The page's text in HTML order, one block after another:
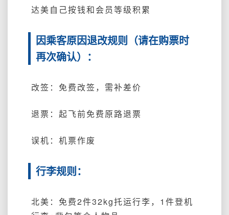
达美自己按钱和会员等级积累
因乘客原因退改规则（请在购票时
再次确认）：
改签：免费改签，需补差价
退票：起飞前免费原路退票
误机：机票作废
行李规则：
北美：免费2件32kg托运行李，1件登机